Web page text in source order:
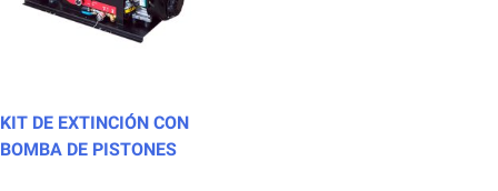
KIT DE EXTINCIÓN CON
BOMBA DE PISTONES